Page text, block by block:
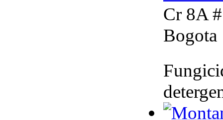
Cr 8A
Bogota